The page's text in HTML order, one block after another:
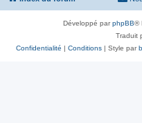
Développé parphpBB®
Traduit
Confidentialité | Conditions| Style par